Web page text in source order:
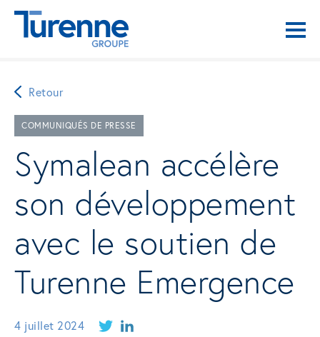
Retour
COMMUNIQUÉS DE PRESSE
Symalean accélère
son développement
avec le soutien de
Turenne Emergence
4 juillet 2024